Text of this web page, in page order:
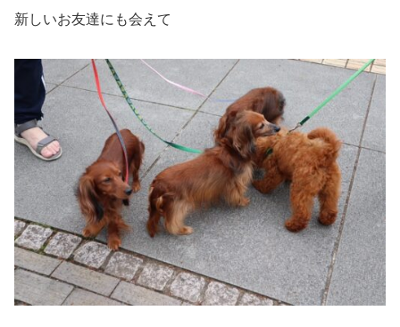
新しいお友達にも会えて